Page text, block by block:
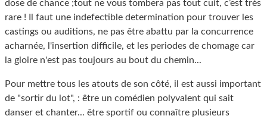
dose de chance ;tout ne vous tombera pas tout cuit, c’est très
rare ! Il faut une indefectible determination pour trouver les
castings ou auditions, ne pas être abattu par la concurrence
acharnée, l'insertion difficile, et les periodes de chomage car
la gloire n'est pas toujours au bout du chemin...
Pour mettre tous les atouts de son côté, il est aussi important
de "sortir du lot", : être un comédien polyvalent qui sait
danser et chanter... être sportif ou connaître plusieurs